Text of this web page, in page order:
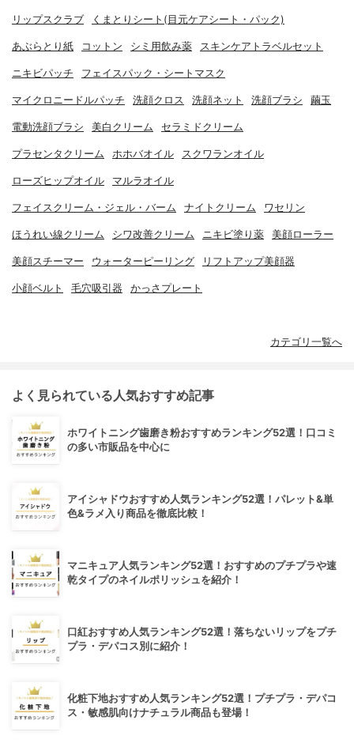
リップスクラブ くまとりシート(目元ケアシート・パック)
あぶらとり紙 コットン シミ用飲み薬 スキンケアトラベルセット
ニキビパッチ フェイスパック・シートマスク
マイクロニードルパッチ 洗顔クロス 洗顔ネット 洗顔ブラシ 繭玉
電動洗顔ブラシ 美白クリーム セラミドクリーム
プラセンタクリーム ホホバオイル スクワランオイル
ローズヒップオイル マルラオイル
フェイスクリーム・ジェル・バーム ナイトクリーム ワセリン
ほうれい線クリーム シワ改善クリーム ニキビ塗り薬 美顔ローラー
美顔スチーマー ウォーターピーリング リフトアップ美顔器
小顔ベルト 毛穴吸引器 かっさプレート
カテゴリ一覧へ
よく見られている人気おすすめ記事
ホワイトニング歯磨き粉おすすめランキング52選！口コミ
の多い市販品を中心に
アイシャドウおすすめ人気ランキング52選！パレット&単
色&ラメ入り商品を徹底比較！
マニキュア人気ランキング52選！おすすめのプチプラや速
乾タイプのネイルポリッシュを紹介！
口紅おすすめ人気ランキング52選！落ちないリップをプチ
プラ・デパコス別に紹介！
化粧下地おすすめ人気ランキング52選！プチプラ・デパコ
ス・敏感肌向けナチュラル商品も登場！